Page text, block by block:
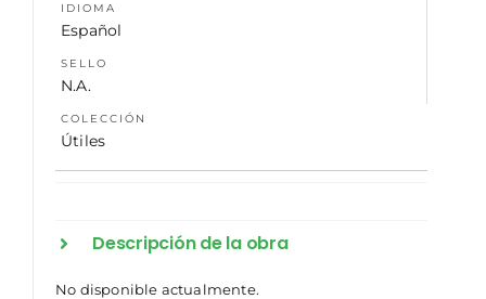
IDIOMA
Español
SELLO
N.A.
COLECCIÓN
Útiles
Descripción de la obra
No disponible actualmente.